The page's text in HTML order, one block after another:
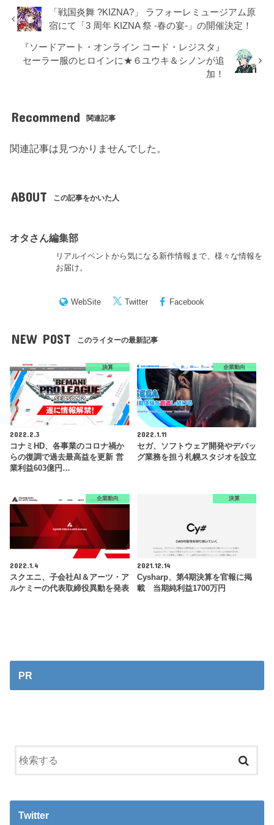
「戦国炎舞 ?KIZNA?」 ラフォーレミュージアム原
宿にて「3 周年 KIZNA 祭 -春の宴-」の開催決定！
『ソードアート・オンライン コード・レジスタ』
セーラー服のヒロインに★６ユウキ＆シノンが追
加！
Recommend 関連記事
関連記事は見つかりませんでした。
ABOUT この記事をかいた人
オタさん編集部
リアルイベントから気になる新作情報まで、様々な情報を
お届け。
WebSite Twitter Facebook
NEW POST このライターの最新記事
決算
2022.2.3
コナミHD、各事業のコロナ禍か
らの復調で過去最高益を更新 営
業利益603億円…
企業動向
2022.1.11
セガ、ソフトウェア開発やデバッ
グ業務を担う札幌スタジオを設立
企業動向
2022.1.4
スクエニ、子会社AI＆アーツ・ア
ルケミーの代表取締役異動を発表
決算
2021.12.14
Cysharp、第4期決算を官報に掲
載 当期純利益1700万円
PR
Twitter